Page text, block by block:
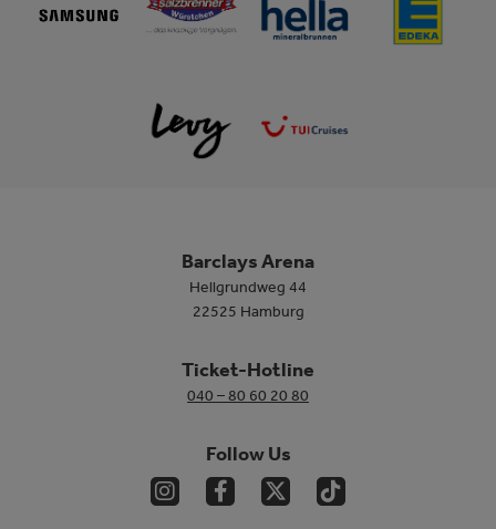
Barclays Arena
Hellgrundweg 44
22525 Hamburg
Ticket-Hotline
040 – 80 60 20 80
Follow Us